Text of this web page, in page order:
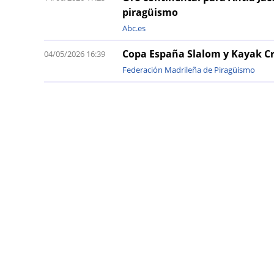
piragüismo
Abc.es
Copa España Slalom y Kayak
04/05/2026 16:39
Federación Madrileña de Piragüismo